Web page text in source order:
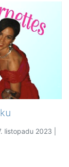
listopadu 2023 |